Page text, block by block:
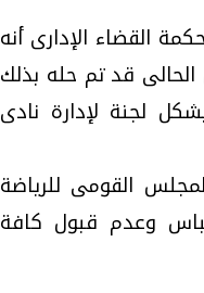
القضاء الإدارى أنه
قد تم حله بذلك
لجنة لإدارة نادى
القومى للرياضة
وعدم قبول كافة